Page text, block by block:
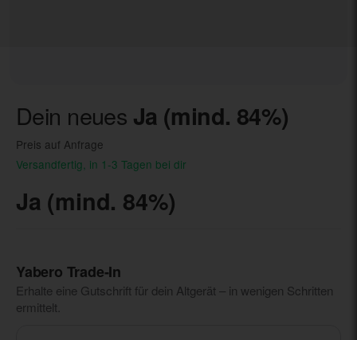
Dein neues Ja (mind. 84%)
Preis auf Anfrage
Versandfertig, in 1-3 Tagen bei dir
Ja (mind. 84%)
Yabero Trade‑In
Erhalte eine Gutschrift für dein Altgerät – in wenigen Schritten
ermittelt.